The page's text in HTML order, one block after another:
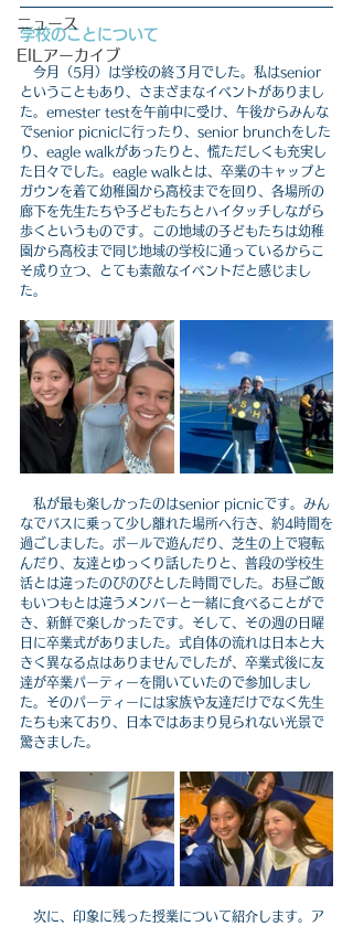
ニュース
EILアーカイブ
学校のことについて
今月（5月）は学校の終了月でした。私はsenior
ということもあり、さまざまなイベントがありまし
た。emester testを午前中に受け、午後からみんな
でsenior picnicに行ったり、senior brunchをした
り、eagle walkがあったりと、慌ただしくも充実し
た日々でした。eagle walkとは、卒業のキャップと
ガウンを着て幼稚園から高校までを回り、各場所の
廊下を先生たちや子どもたちとハイタッチしながら
歩くというものです。この地域の子どもたちは幼稚
園から高校まで同じ地域の学校に通っているからこ
そ成り立つ、とても素敵なイベントだと感じまし
た。
私が最も楽しかったのはsenior picnicです。みん
なでバスに乗って少し離れた場所へ行き、約4時間を
過ごしました。ボールで遊んだり、芝生の上で寝転
んだり、友達とゆっくり話したりと、普段の学校生
活とは違ったのびのびとした時間でした。お昼ご飯
もいつもとは違うメンバーと一緒に食べることがで
き、新鮮で楽しかったです。そして、その週の日曜
日に卒業式がありました。式自体の流れは日本と大
きく異なる点はありませんでしたが、卒業式後に友
達が卒業パーティーを開いていたので参加しまし
た。そのパーティーには家族や友達だけでなく先生
たちも来ており、日本ではあまり見られない光景で
驚きました。
次に、印象に残った授業について紹介します。ア